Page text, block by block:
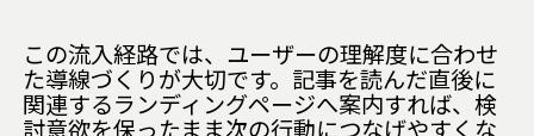
この流入経路では、ユーザーの理解度に合わせ
た導線づくりが大切です。記事を読んだ直後に
関連するランディングページへ案内すれば、検
討意欲を保ったまま次の行動につなげやすくな